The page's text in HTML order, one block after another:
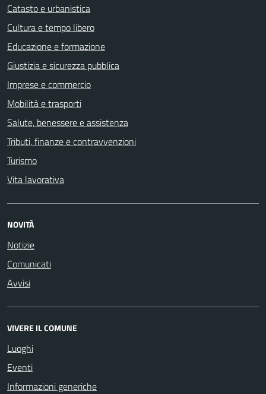
Catasto e urbanistica
Cultura e tempo libero
Educazione e formazione
Giustizia e sicurezza pubblica
Imprese e commercio
Mobilità e trasporti
Salute, benessere e assistenza
Tributi, finanze e contravvenzioni
Turismo
Vita lavorativa
NOVITÀ
Notizie
Comunicati
Avvisi
VIVERE IL COMUNE
Luoghi
Eventi
Informazioni generiche